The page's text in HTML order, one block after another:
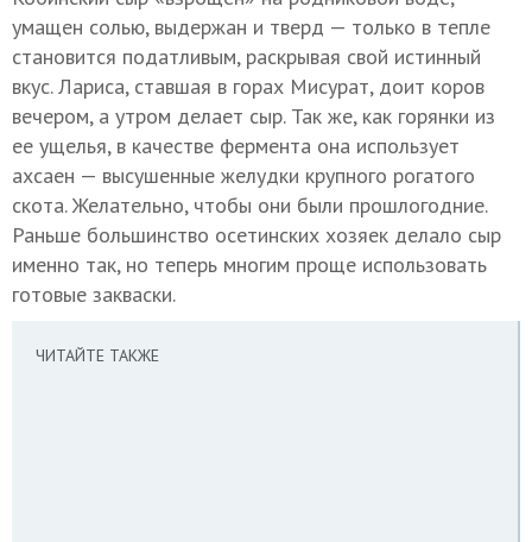
умащен солью, выдержан и тверд — только в тепле
становится податливым, раскрывая свой истинный
вкус. Лариса, ставшая в горах Мисурат, доит коров
вечером, а утром делает сыр. Так же, как горянки из
ее ущелья, в качестве фермента она использует
ахсаен — высушенные желудки крупного рогатого
скота. Желательно, чтобы они были прошлогодние.
Раньше большинство осетинских хозяек делало сыр
именно так, но теперь многим проще использовать
готовые закваски.
ЧИТАЙТЕ ТАКЖЕ